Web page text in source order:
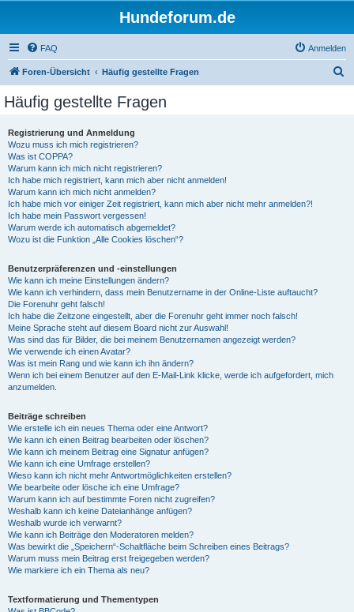
Hundeforum.de
FAQ Anmelden
Foren-Übersicht Häufig gestellte Fragen
Häufig gestellte Fragen
Registrierung und Anmeldung
Wozu muss ich mich registrieren?
Was ist COPPA?
Warum kann ich mich nicht registrieren?
Ich habe mich registriert, kann mich aber nicht anmelden!
Warum kann ich mich nicht anmelden?
Ich habe mich vor einiger Zeit registriert, kann mich aber nicht mehr anmelden?!
Ich habe mein Passwort vergessen!
Warum werde ich automatisch abgemeldet?
Wozu ist die Funktion „Alle Cookies löschen“?
Benutzerpräferenzen und -einstellungen
Wie kann ich meine Einstellungen ändern?
Wie kann ich verhindern, dass mein Benutzername in der Online-Liste auftaucht?
Die Forenuhr geht falsch!
Ich habe die Zeitzone eingestellt, aber die Forenuhr geht immer noch falsch!
Meine Sprache steht auf diesem Board nicht zur Auswahl!
Was sind das für Bilder, die bei meinem Benutzernamen angezeigt werden?
Wie verwende ich einen Avatar?
Was ist mein Rang und wie kann ich ihn ändern?
Wenn ich bei einem Benutzer auf den E-Mail-Link klicke, werde ich aufgefordert, mich
anzumelden.
Beiträge schreiben
Wie erstelle ich ein neues Thema oder eine Antwort?
Wie kann ich einen Beitrag bearbeiten oder löschen?
Wie kann ich meinem Beitrag eine Signatur anfügen?
Wie kann ich eine Umfrage erstellen?
Wieso kann ich nicht mehr Antwortmöglichkeiten erstellen?
Wie bearbeite oder lösche ich eine Umfrage?
Warum kann ich auf bestimmte Foren nicht zugreifen?
Weshalb kann ich keine Dateianhänge anfügen?
Weshalb wurde ich verwarnt?
Wie kann ich Beiträge den Moderatoren melden?
Was bewirkt die „Speichern“-Schaltfläche beim Schreiben eines Beitrags?
Warum muss mein Beitrag erst freigegeben werden?
Wie markiere ich ein Thema als neu?
Textformatierung und Thementypen